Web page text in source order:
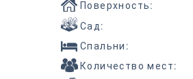
Поверхность:
Сад:
Спальни :
Количество мест: